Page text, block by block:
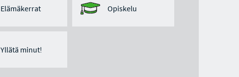
Elämäkerrat Opiskelu
Yllätä minut!